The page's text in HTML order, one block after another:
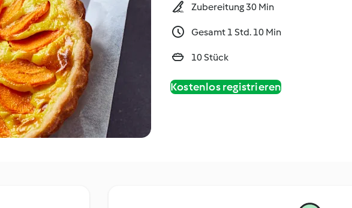
Zubereitung 30 Min
Gesamt 1 Std. 10 Min
10 Stück
Kostenlos registrieren